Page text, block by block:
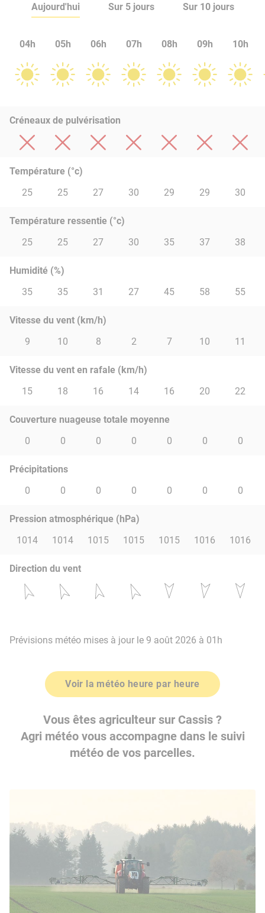
Aujourd'hui Sur 5 jours Sur 10 jours
04h 05h 06h 07h 08h 09h 10h
Créneaux de pulvérisation
Température (°c)
25
25 27 30 29 29 30
Température ressentie (°c)
25
25 27 30 35 37 38
Humidité (%)
35
35 31 27 45 58 55
Vitesse du vent (km/h)
9
10 8 2 7 10 11
Vitesse du vent en rafale (km/h)
15
18 16 14 16 20 22
Couverture nuageuse totale moyenne
0
0 0 0 0 0 0
Précipitations
0
0 0 0 0 0 0
Pression atmosphérique (hPa)
1014
1014 1015 1015 1015 1016 1016
Direction du vent
Prévisions météo mises à jour le 9 août 2026 à 01h
Voir la météo heure par heure
Vous êtes agriculteur sur Cassis ?
Agri météo vous accompagne dans le suivi
météo de vos parcelles.